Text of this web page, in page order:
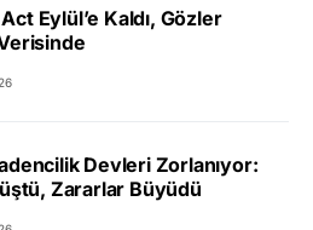
Eylül’e Kaldı, Gözler
Devleri Zorlanıyor:
Zararlar Büyüdü